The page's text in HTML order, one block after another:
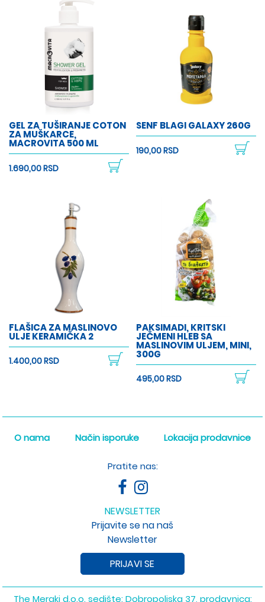
GEL ZA TUŠIRANJE COTON
ZA MUŠKARCE,
MACROVITA 500 ML
1.690,00 RSD
SENF BLAGI GALAXY 260G
190,00 RSD
FLAŠICA ZA MASLINOVO
ULJE KERAMIČKA 2
1.400,00 RSD
PAKSIMADI, KRITSKI
JEČMENI HLEB SA
MASLINOVIM ULJEM, MINI,
300G
495,00 RSD
O nama Način isporuke Lokacija prodavnice
Pratite nas:
NEWSLETTER
Prijavite se na naš
Newsletter
PRIJAVI SE
The Meraki d.o.o. sedište: Dobropoljska 37, prodavnica: